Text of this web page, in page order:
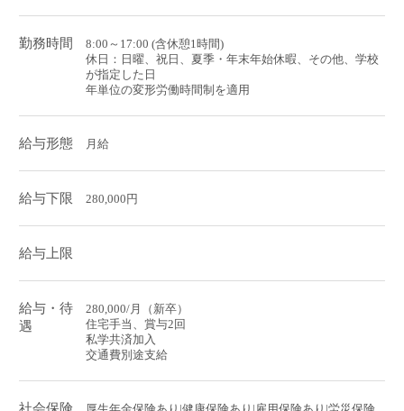
勤務時間
8:00～17:00 (含休憩1時間)
休日：日曜、祝日、夏季・年末年始休暇、その他、学校
が指定した日
年単位の変形労働時間制を適用
給与形態 月給
給与下限 280,000円
給与上限
給与・待
遇
280,000/月（新卒）
住宅手当、賞与2回
私学共済加入
交通費別途支給